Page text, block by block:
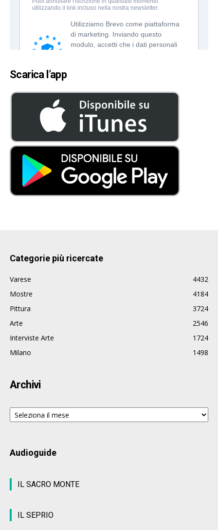
Scarica l’app
Categorie più ricercate
Varese
4432
Mostre
4184
Pittura
3724
Arte
2546
Interviste Arte
1724
Milano
1498
Archivi
Archivi
Audioguide
IL SACRO MONTE
IL SEPRIO